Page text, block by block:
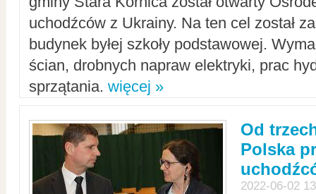
uchodźców z Ukrainy. Na ten cel został
budynek byłej szkoły podstawowej.
ścian, drobnych napraw elektryki, prac
sprzątania. więcej »
Od
Polska
2022-06-02